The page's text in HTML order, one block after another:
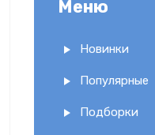
Меню
Новинки
Популярные
Подборки